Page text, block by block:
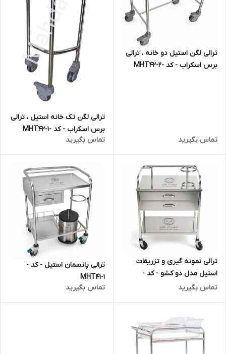
ترالی لگن استیل دو خانه ، ترالی
برس اسکراب - کد -MHT42-2
تماس بگیرید
ترالی لگن تک خانه استیل ، ترالی
برس اسکراب - کد -MHT42-1
تماس بگیرید
ترالی نمونه گیری و تزریقات
استیل مدل دو کشو - کد -
MHT41-2
تماس بگیرید
ترالی پانسمان استیل - کد -
MHT41-1
تماس بگیرید